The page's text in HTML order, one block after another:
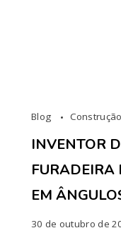
Blog
INVENTOR
FURADEIRA
EM
30 de outubro de